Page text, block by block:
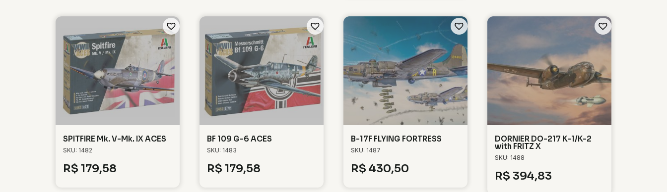
SPITFIRE Mk. V-Mk. IX ACES
SKU: 1482
R$ 179,58
BF 109 G-6 ACES
SKU: 1483
R$ 179,58
B-17F FLYING FORTRESS
SKU: 1487
R$ 430,50
DORNIER DO-217 K-1/K-2
with FRITZ X
SKU: 1488
R$ 394,83